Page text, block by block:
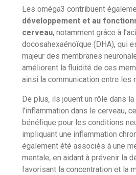
Les oméga3 contribuent
développement et au
cerveau, notamment grâce à
docosahexaénoïque (DHA), qui
majeur des membranes
améliorent la fluidité de ces
ainsi la communication entre les
De plus, ils jouent un rôle dans
l’inflammation dans le cerveau,
bénéfique pour les conditions
impliquant une inflammation
également été associés à une
mentale, en aidant à prévenir la
favorisant la concentration et la